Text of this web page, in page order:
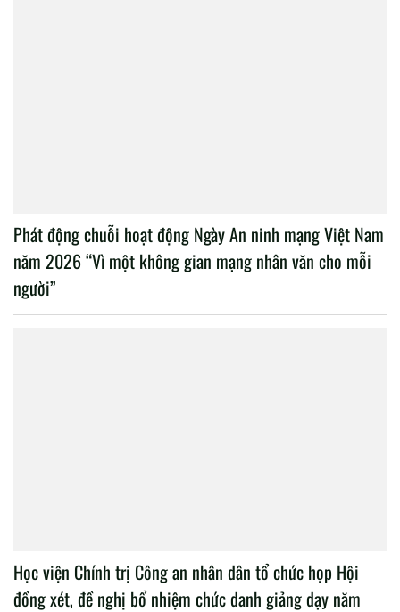
Phát động chuỗi hoạt động Ngày An ninh mạng Việt Nam
năm 2026 “Vì một không gian mạng nhân văn cho mỗi
người”
Học viện Chính trị Công an nhân dân tổ chức họp Hội
đồng xét, đề nghị bổ nhiệm chức danh giảng dạy năm